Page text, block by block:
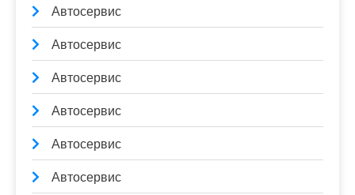
Автосервис
Автосервис
Автосервис
Автосервис
Автосервис
Автосервис